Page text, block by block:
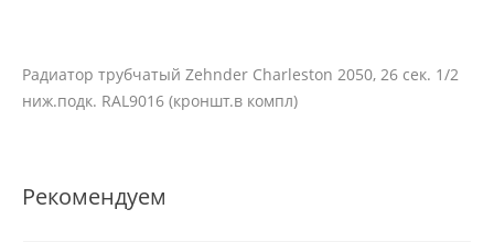
Радиатор трубчатый Zehnder Charleston 2050, 26 сек. 1/2
ниж.подк. RAL9016 (кроншт.в компл)
Рекомендуем